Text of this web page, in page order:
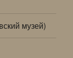
музей)